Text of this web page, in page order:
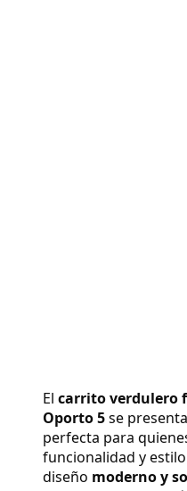
El carrito verdulero
Oporto 5 se
perfecta para
funcionalidad y
diseño moderno y